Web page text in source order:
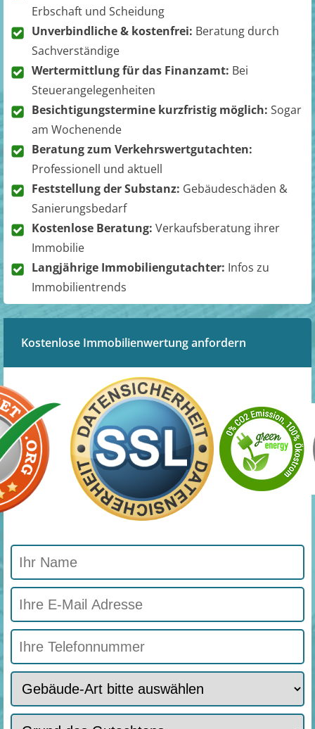
Erbschaft und Scheidung
Unverbindliche & kostenfrei: Beratung durch
Sachverständige
Wertermittlung für das Finanzamt: Bei
Steuerangelegenheiten
Besichtigungstermine kurzfristig möglich: Sogar
am Wochenende
Beratung zum Verkehrswertgutachten:
Professionell und aktuell
Feststellung der Substanz: Gebäudeschäden &
Sanierungsbedarf
Kostenlose Beratung: Verkaufsberatung ihrer
Immobilie
Langjährige Immobiliengutachter: Infos zu
Immobilientrends
Kostenlose Immobilienwertung anfordern